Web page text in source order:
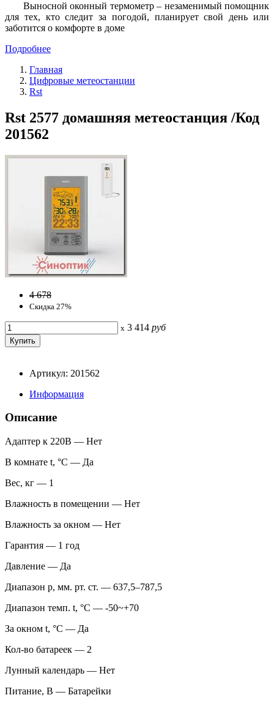
Выносной оконный термометр – незаменимый помощник
для тех, кто следит за погодой, планирует свой день или
заботится о комфорте в доме
Подробнее
Главная
Цифровые метеостанции
Rst
Rst 2577 домашняя метеостанция /Код
201562
4 678
Скидка 27%
x 3 414 руб
Артикул: 201562
Информация
Описание
Адаптер к 220В — Нет
В комнате t, °С — Да
Вес, кг — 1
Влажность в помещении — Нет
Влажность за окном — Нет
Гарантия — 1 год
Давление — Да
Диапазон p, мм. рт. ст. — 637,5–787,5
Диапазон темп. t, °С — -50~+70
За окном t, °С — Да
Кол-во батареек — 2
Лунный календарь — Нет
Питание, В — Батарейки